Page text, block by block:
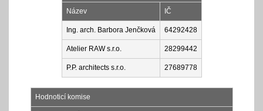
Název IČ
Ing. arch. Barbora Jenčková 64292428
Atelier RAW s.r.o. 28299442
P.P. architects s.r.o. 27689778
Hodnoticí komise